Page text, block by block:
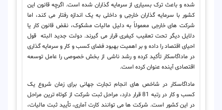
شده و باعث ترک بسیاری از سرمایه گذاران شده است. اگرچه قانون این
کشور با سرمایه گذاران خارجی و داخلی به یک اندازه رفتار می کند، اما
شرکت های خارجی معمولاً به دلیل مالیات مشکوک، نقض قانون کار یا
دلایل دیگر تحت تعقیب کیفری قرار می گیرند. دولت جدید البته قول
احیای اقتصاد را داده و بر اهمیت بهبود فضای کسب و کار و سرمایه گذاری
در ماداگاسکار تأکید کرده و رشد ناشی از بخش خصوصی را عامل توسعه
اقتصادی آینده عنوان کرده است.
ماداگاسکار در شاخص های انجام تجارت جهانی برای زمان شروع یک
کسب و کار در رتبه 81 قرار دارد، مراحل ثبت شرکت از کوتاه ترین مراحل
در این کشور است. شرکت ها می توانند کارت آماری، تأیید ثبت مالیات،